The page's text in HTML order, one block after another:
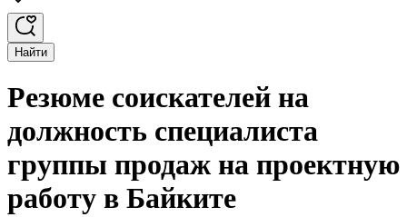
Найти
Резюме соискателей на
должность специалиста
группы продаж на проектную
работу в Байките